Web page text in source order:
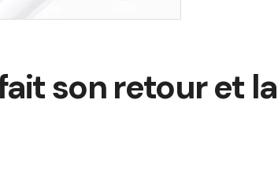
son retour et